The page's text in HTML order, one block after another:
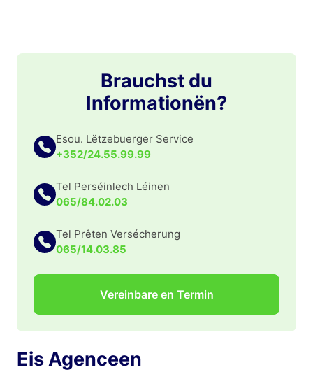
Brauchst du
Informationën?
Esou. Lëtzebuerger Service
+352/24.55.99.99
Tel Perséinlech Léinen
065/84.02.03
Tel Prêten Versécherung
065/14.03.85
Vereinbare en Termin
Eis Agenceen